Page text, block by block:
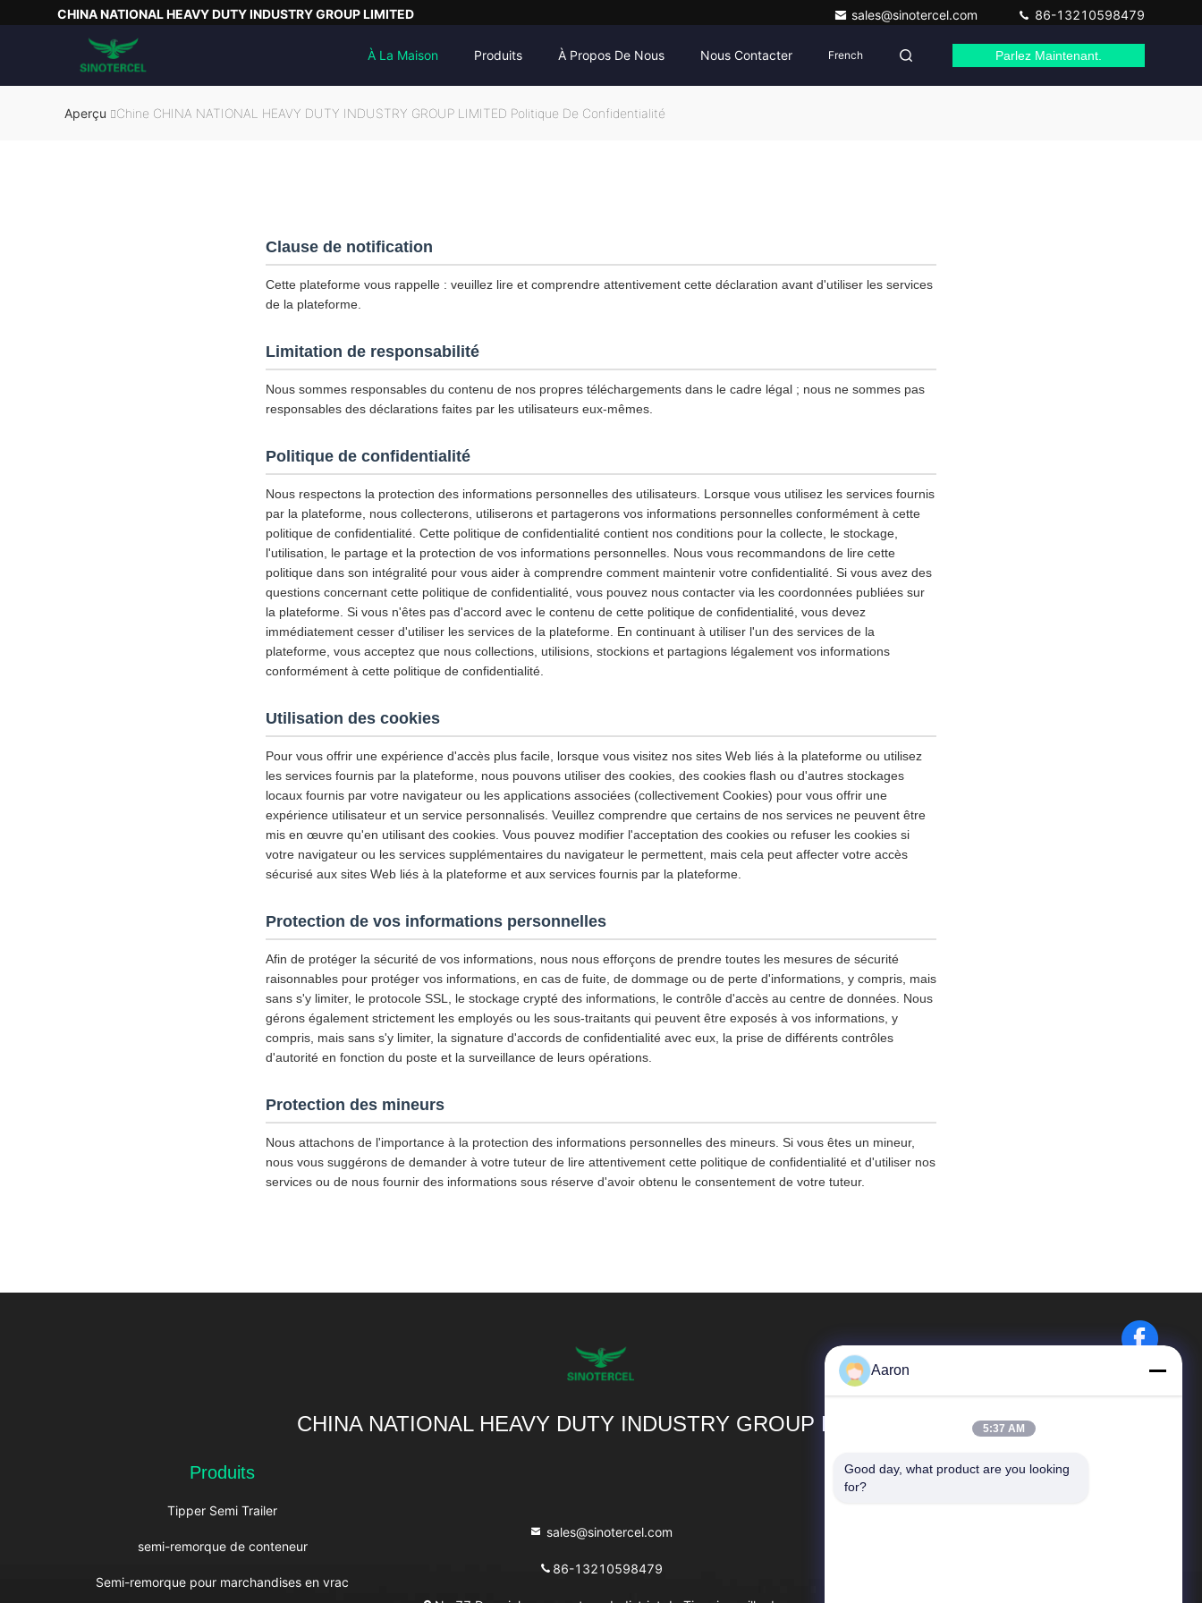
CHINA NATIONAL HEAVY DUTY INDUSTRY GROUP LIMITED sales@sinotercel.com 86-13210598479
À La Maison Produits À Propos De Nous Nous Contacter French Parlez Maintenant.
Aperçu Chine CHINA NATIONAL HEAVY DUTY INDUSTRY GROUP LIMITED Politique De Confidentialité
Clause de notification
Cette plateforme vous rappelle : veuillez lire et comprendre attentivement cette déclaration avant d'utiliser les services
de la plateforme.
Limitation de responsabilité
Nous sommes responsables du contenu de nos propres téléchargements dans le cadre légal ; nous ne sommes pas
responsables des déclarations faites par les utilisateurs eux-mêmes.
Politique de confidentialité
Nous respectons la protection des informations personnelles des utilisateurs. Lorsque vous utilisez les services fournis
par la plateforme, nous collecterons, utiliserons et partagerons vos informations personnelles conformément à cette
politique de confidentialité. Cette politique de confidentialité contient nos conditions pour la collecte, le stockage,
l'utilisation, le partage et la protection de vos informations personnelles. Nous vous recommandons de lire cette
politique dans son intégralité pour vous aider à comprendre comment maintenir votre confidentialité. Si vous avez des
questions concernant cette politique de confidentialité, vous pouvez nous contacter via les coordonnées publiées sur
la plateforme. Si vous n'êtes pas d'accord avec le contenu de cette politique de confidentialité, vous devez
immédiatement cesser d'utiliser les services de la plateforme. En continuant à utiliser l'un des services de la
plateforme, vous acceptez que nous collections, utilisions, stockions et partagions légalement vos informations
conformément à cette politique de confidentialité.
Utilisation des cookies
Pour vous offrir une expérience d'accès plus facile, lorsque vous visitez nos sites Web liés à la plateforme ou utilisez
les services fournis par la plateforme, nous pouvons utiliser des cookies, des cookies flash ou d'autres stockages
locaux fournis par votre navigateur ou les applications associées (collectivement Cookies) pour vous offrir une
expérience utilisateur et un service personnalisés. Veuillez comprendre que certains de nos services ne peuvent être
mis en œuvre qu'en utilisant des cookies. Vous pouvez modifier l'acceptation des cookies ou refuser les cookies si
votre navigateur ou les services supplémentaires du navigateur le permettent, mais cela peut affecter votre accès
sécurisé aux sites Web liés à la plateforme et aux services fournis par la plateforme.
Protection de vos informations personnelles
Afin de protéger la sécurité de vos informations, nous nous efforçons de prendre toutes les mesures de sécurité
raisonnables pour protéger vos informations, en cas de fuite, de dommage ou de perte d'informations, y compris, mais
sans s'y limiter, le protocole SSL, le stockage crypté des informations, le contrôle d'accès au centre de données. Nous
gérons également strictement les employés ou les sous-traitants qui peuvent être exposés à vos informations, y
compris, mais sans s'y limiter, la signature d'accords de confidentialité avec eux, la prise de différents contrôles
d'autorité en fonction du poste et la surveillance de leurs opérations.
Protection des mineurs
Nous attachons de l'importance à la protection des informations personnelles des mineurs. Si vous êtes un mineur,
nous vous suggérons de demander à votre tuteur de lire attentivement cette politique de confidentialité et d'utiliser nos
services ou de nous fournir des informations sous réserve d'avoir obtenu le consentement de votre tuteur.
CHINA NATIONAL HEAVY DUTY INDUSTRY GROUP LIMITED
Produits
Tipper Semi Trailer
semi-remorque de conteneur
Semi-remorque pour marchandises en vrac
sales@sinotercel.com
86-13210598479
Liens Rapides
Aaron
5:37 AM
Good day, what product are you looking
for?